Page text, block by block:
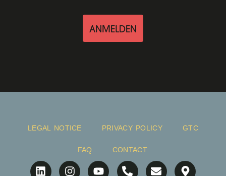
ANMELDEN
LEGAL NOTICE PRIVACY POLICY GTC
FAQ CONTACT